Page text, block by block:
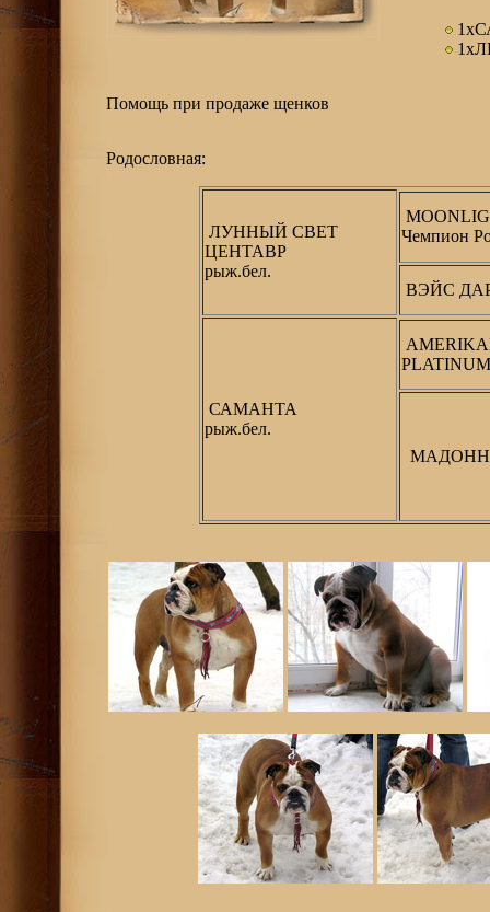
Помощь при продаже щенков
Родословная:
ЛУННЫЙ СВЕТ
ЦЕНТАВР
рыж.бел.
Чемпион
ВЭЙС
САМАНТА
рыж.бел.
PLATINUM